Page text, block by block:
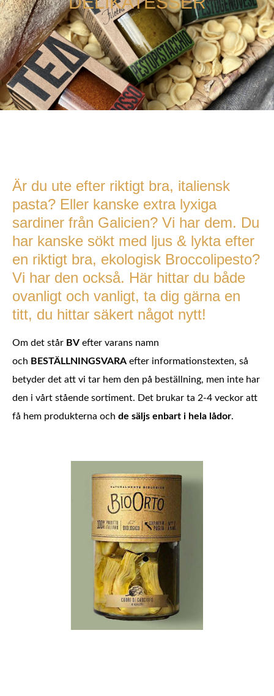
Är du ute efter riktigt bra, italiensk
pasta? Eller kanske extra lyxiga
sardiner från Galicien? Vi har dem. Du
har kanske sökt med ljus & lykta efter
en riktigt bra, ekologisk Broccolipesto?
Vi har den också. Här hittar du både
ovanligt och vanligt, ta dig gärna en
titt, du hittar säkert något nytt!
Om det står BV efter varans namn
och BESTÄLLNINGSVARA efter informationstexten, så
betyder det att vi tar hem den på beställning, men inte har
den i vårt stående sortiment. Det brukar ta 2-4 veckor att
få hem produkterna och de säljs enbart i hela lådor.